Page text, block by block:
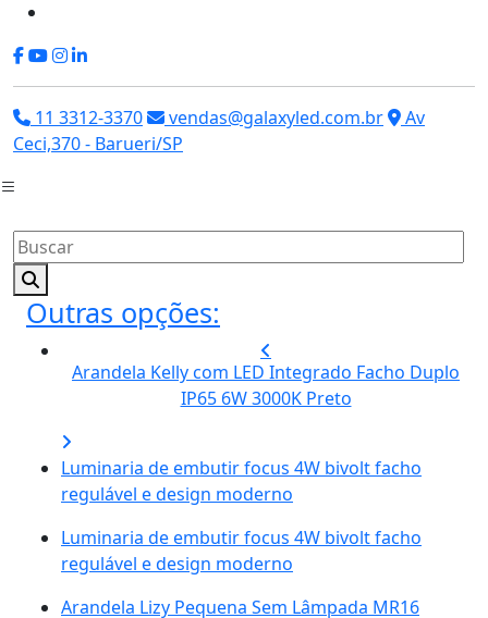
11 3312-3370 vendas@galaxyled.com.br
Av
Ceci,370 - Barueri/SP
Outras opções:
Arandela Kelly com LED Integrado Facho Duplo
IP65 6W 3000K Preto
Luminaria de embutir focus 4W bivolt facho
regulável e design moderno
Luminaria de embutir focus 4W bivolt facho
regulável e design moderno
Arandela Lizy Pequena Sem Lâmpada MR16